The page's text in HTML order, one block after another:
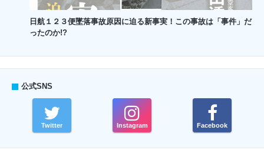
日航１２３便墜落事故原因に迫る新事実！この事故は「事件」だ
ったのか!?
公式SNS
Twitter Instagram Facebook